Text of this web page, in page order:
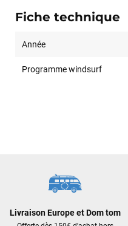
Fiche technique
Année
Programme windsurf
Livraison Europe et Dom tom
J’ai commandé un pack via
commande validée, le
avec moi les
sur le matériel à choisir, et
plus. Niveau réactivité,